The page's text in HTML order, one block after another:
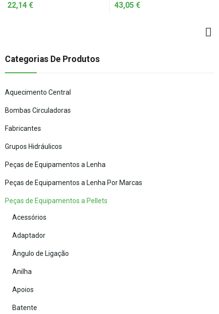
22,14 €
43,05 €
Categorias De Produtos
Aquecimento Central
Bombas Circuladoras
Fabricantes
Grupos Hidráulicos
Peças de Equipamentos a Lenha
Peças de Equipamentos a Lenha Por Marcas
Peças de Equipamentos a Pellets
Acessórios
Adaptador
Ângulo de Ligação
Anilha
Apoios
Batente